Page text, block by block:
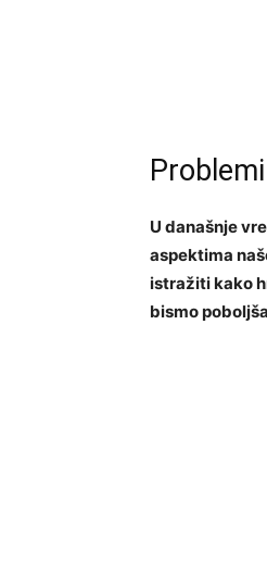
U današnje
aspektima
istražiti kako
bismo